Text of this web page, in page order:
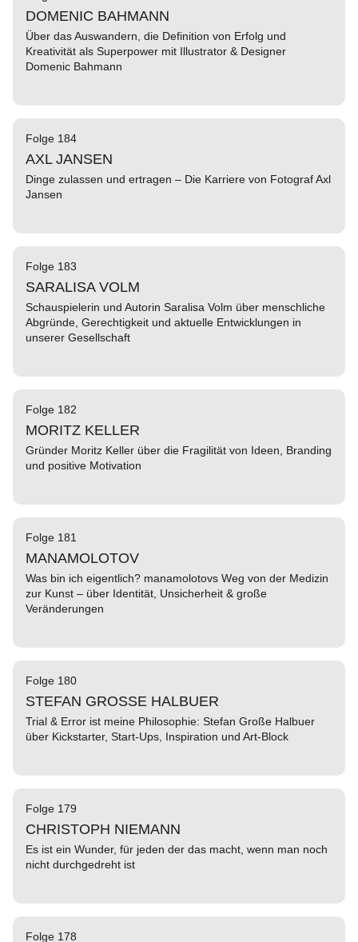
DOMENIC BAHMANN
Über das Auswandern, die Definition von Erfolg und
Kreativität als Superpower mit Illustrator & Designer
Domenic Bahmann
Folge 184
AXL JANSEN
Dinge zulassen und ertragen – Die Karriere von Fotograf Axl
Jansen
Folge 183
SARALISA VOLM
Schauspielerin und Autorin Saralisa Volm über menschliche
Abgründe, Gerechtigkeit und aktuelle Entwicklungen in
unserer Gesellschaft
Folge 182
MORITZ KELLER
Gründer Moritz Keller über die Fragilität von Ideen, Branding
und positive Motivation
Folge 181
MANAMOLOTOV
Was bin ich eigentlich? manamolotovs Weg von der Medizin
zur Kunst – über Identität, Unsicherheit & große
Veränderungen
Folge 180
STEFAN GROSSE HALBUER
Trial & Error ist meine Philosophie: Stefan Große Halbuer
über Kickstarter, Start-Ups, Inspiration und Art-Block
Folge 179
CHRISTOPH NIEMANN
Es ist ein Wunder, für jeden der das macht, wenn man noch
nicht durchgedreht ist
Folge 178